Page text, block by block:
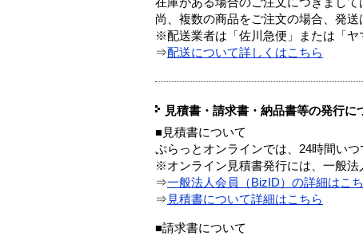
在庫がある場合のご注文につきまし
尚、複数の商品をご注文の場合、発
※配送業者は「佐川急便」または「
⇒配送について詳しくはこちら
見積書・請求書・納品書等の発行に
■見積書について
ぷらっとオンラインでは、24時間い
※オンライン見積書発行には、一般法
⇒一般法人会員（BizID）の詳細はこ
⇒ 見積書について詳細はこちら
■請求書について